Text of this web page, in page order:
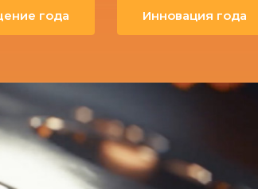
года Инновация года